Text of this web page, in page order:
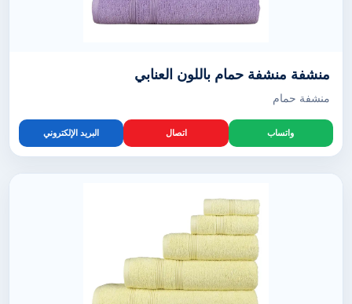
منشفة منشفة حمام باللون العنابي
منشفة حمام
واتساب اتصال البريد الإلكتروني